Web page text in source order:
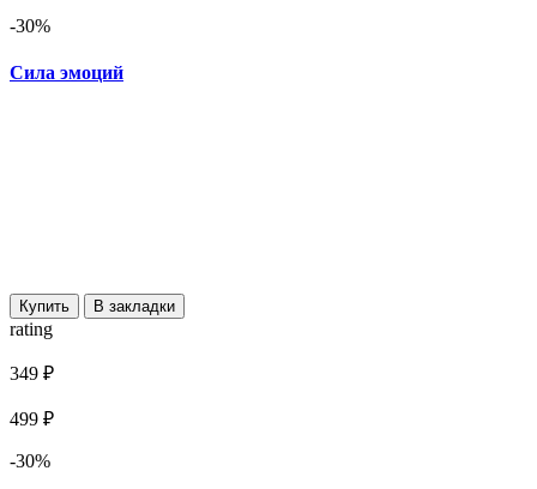
-30%
Сила эмоций
Купить В закладки
rating
349 ₽
499 ₽
-30%